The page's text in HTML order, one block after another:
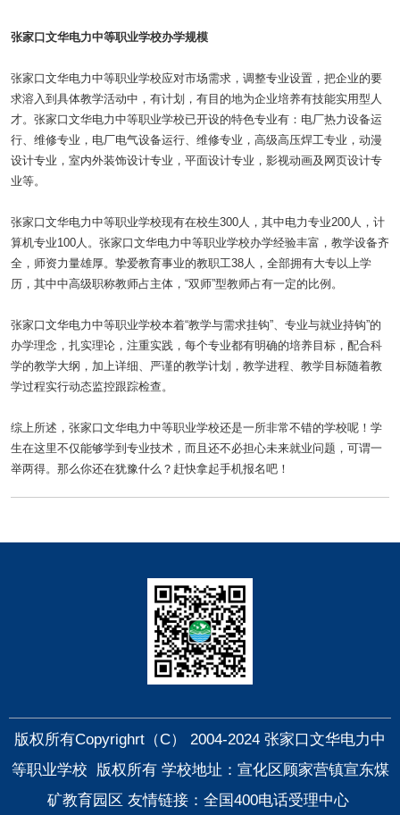
张家口文华电力中等职业学校办学规模
张家口文华电力中等职业学校应对市场需求，调整专业设置，把企业的要
求溶入到具体教学活动中，有计划，有目的地为企业培养有技能实用型人
才。张家口文华电力中等职业学校已开设的特色专业有：电厂热力设备运
行、维修专业，电厂电气设备运行、维修专业，高级高压焊工专业，动漫
设计专业，室内外装饰设计专业，平面设计专业，影视动画及网页设计专
业等。
张家口文华电力中等职业学校现有在校生300人，其中电力专业200人，计
算机专业100人。张家口文华电力中等职业学校办学经验丰富，教学设备齐
全，师资力量雄厚。挚爱教育事业的教职工38人，全部拥有大专以上学
历，其中中高级职称教师占主体，“双师”型教师占有一定的比例。
张家口文华电力中等职业学校本着“教学与需求挂钩”、专业与就业持钩”的
办学理念，扎实理论，注重实践，每个专业都有明确的培养目标，配合科
学的教学大纲，加上详细、严谨的教学计划，教学进程、教学目标随着教
学过程实行动态监控跟踪检查。
综上所述，张家口文华电力中等职业学校还是一所非常不错的学校呢！学
生在这里不仅能够学到专业技术，而且还不必担心未来就业问题，可谓一
举两得。那么你还在犹豫什么？赶快拿起手机报名吧！
版权所有Copyrighrt（C） 2004-2024 张家口文华电力中
等职业学校 版权所有 学校地址：宣化区顾家营镇宣东煤
矿教育园区 友情链接：全国400电话受理中心